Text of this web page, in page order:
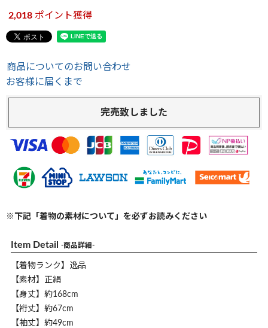
2,018 ポイント獲得
商品についてのお問い合わせ
お客様に届くまで
完売致しました
※下記「着物の素材について」を必ずお読みください
Item Detail -商品詳細-
【着物ランク】逸品
【素材】正絹
【身丈】約168cm
【裄丈】約67cm
【袖丈】約49cm